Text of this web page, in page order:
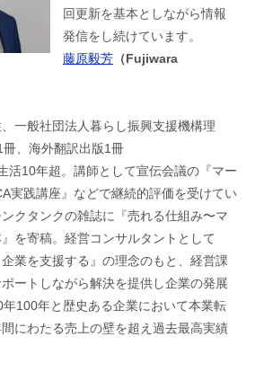
回更新を基本としながら情報
発信をし続けています。
藤原毅芳 （Fujiwara
一般社団法人暮らし振興支援機構理
、海外翻訳出版1冊
活10年超。講師として宣伝会議の『マー
実践講座』などで継続的評価を受けてい
クタンクの雑誌に『売れる仕組み〜マ
を寄稿。経営コンサルタントとして
企業を支援する』の理念のもと、経営課
ートしながら解決を提供し企業の発展
100年と歴史ある企業において本業転
にわたる売上の壁を超え過去最高実績